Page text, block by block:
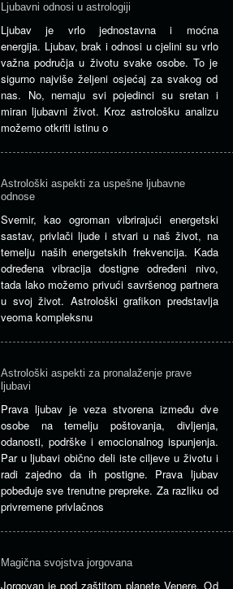
Ljubavni odnosi u astrologiji
Ljubav je vrlo jednostavna i moćna
energija. Ljubav, brak i odnosi u cjelini su vrlo
važna područja u životu svake osobe. To je
sigurno najviše željeni osjećaj za svakog od
nas. No, nemaju svi pojedinci su sretan i
miran ljubavni život. Kroz astrološku analizu
možemo otkriti istinu o
Astrološki aspekti za uspešne ljubavne
odnose
Svemir, kao ogroman vibrirajući energetski
sastav, privlači ljude i stvari u naš život, na
temelju naših energetskih frekvencija. Kada
određena vibracija dostigne određeni nivo,
tada lako možemo privući savršenog partnera
u svoj život. Astrološki grafikon predstavlja
veoma kompleksnu
Astrološki aspekti za pronalaženje prave
ljubavi
Prava ljubav je veza stvorena između dve
osobe na temelju poštovanja, divljenja,
odanosti, podrške i emocionalnog ispunjenja.
Par u ljubavi obično deli iste ciljeve u životu i
radi zajedno da ih postigne. Prava ljubav
pobeđuje sve trenutne prepreke. Za razliku od
privremene privlačnos
Magična svojstva jorgovana
Jorgovan je pod zaštitom planete Venere. Od